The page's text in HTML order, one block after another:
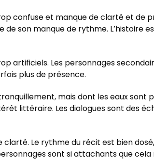
confuse et manque de clarté et de
son manque de rythme. L’histoire
artificiels. Les personnages
plus de présence.
mais dont les eaux
littéraire. Les dialogues sont des
Le rythme du récit est bien
sont si attachants que cela